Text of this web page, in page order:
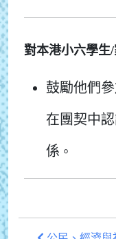
對本港小六學生
鼓勵他們
在團契中
係 。